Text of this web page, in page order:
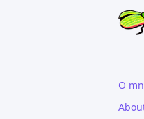
O